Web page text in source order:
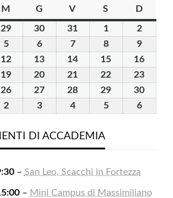
M mercoledì
G giovedìV venerdì
S sabatoD
29 30 31 11
Agosto
2026
22
Agosto
2026
55
Agosto
2026
66
Agosto
2026
77
Agosto
2026
88
Agosto
2026
99
Agosto
2026
12
Agosto
13
Agosto
14
Agosto
15
Agosto
16
19
Agosto
20
Agosto
21
Agosto
22
Agosto
23
26
Agosto
27
Agosto
28
Agosto
29
Agosto
30
22
2026
33
2026
44
2026
55
66
DI ACCADEMIA
– San Leo, Scacchi in Fortezza
– Mini Campus di Massimiliano